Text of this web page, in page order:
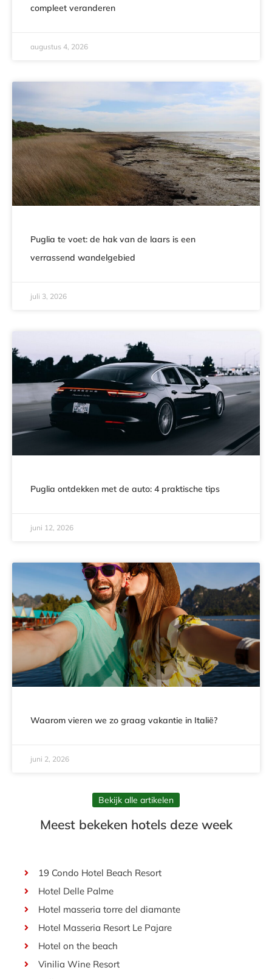
compleet veranderen
augustus 4, 2026
Puglia te voet: de hak van de laars is een
verrassend wandelgebied
juli 3, 2026
Puglia ontdekken met de auto: 4 praktische tips
juni 12, 2026
Waarom vieren we zo graag vakantie in Italië?
juni 2, 2026
Bekijk alle artikelen
Meest bekeken hotels deze week
19 Condo Hotel Beach Resort
Hotel Delle Palme
Hotel masseria torre del diamante
Hotel Masseria Resort Le Pajare
Hotel on the beach
Vinilia Wine Resort